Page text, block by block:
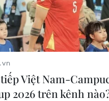
Việt Nam-
2026 trên kênh